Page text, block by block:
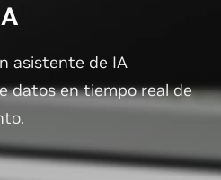
asistente de IA
datos en tiempo real de